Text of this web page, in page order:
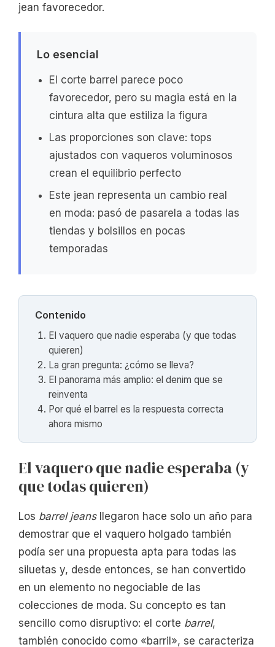
jean favorecedor.
Lo esencial
El corte barrel parece poco
favorecedor, pero su magia está en la
cintura alta que estiliza la figura
Las proporciones son clave: tops
ajustados con vaqueros voluminosos
crean el equilibrio perfecto
Este jean representa un cambio real
en moda: pasó de pasarela a todas las
tiendas y bolsillos en pocas
temporadas
Contenido
El vaquero que nadie esperaba (y que todas
quieren)
La gran pregunta: ¿cómo se lleva?
El panorama más amplio: el denim que se
reinventa
Por qué el barrel es la respuesta correcta
ahora mismo
El vaquero que nadie esperaba (y
que todas quieren)
Los barrel jeansllegaron hace solo un año para
demostrar que el vaquero holgado también
podía ser una propuesta apta para todas las
siluetas y, desde entonces, se han convertido
en un elemento no negociable de las
colecciones de moda. Su concepto es tan
sencillo como disruptivo: el corte barrel,
también conocido como «barril», se caracteriza